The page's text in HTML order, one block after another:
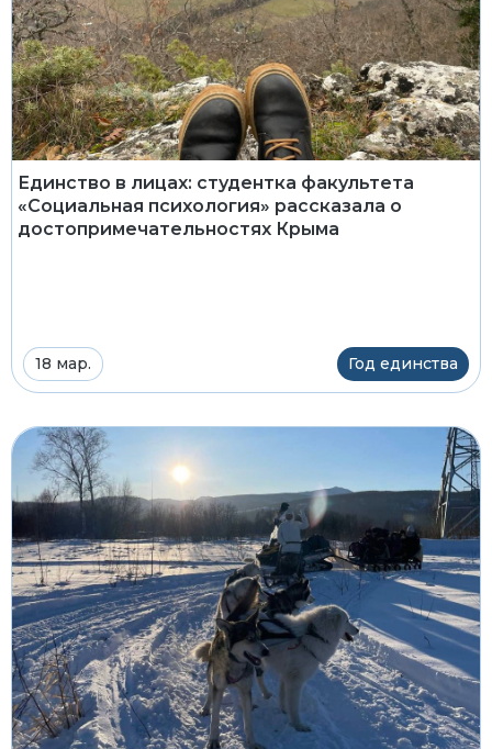
Единство в лицах: студентка факультета
«Социальная психология» рассказала о
достопримечательностях Крыма
18 мар. Год единства